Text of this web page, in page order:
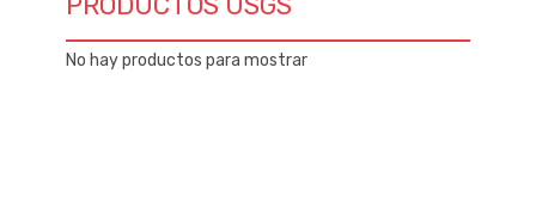
No hay productos para mostrar